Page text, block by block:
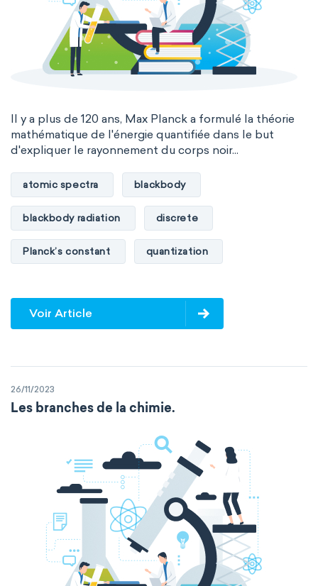
Il y a plus de 120 ans, Max Planck a formulé la théorie
mathématique de l'énergie quantifiée dans le but
d'expliquer le rayonnement du corps noir...
atomic spectra blackbody
blackbody radiation discrete
Planck’s constant quantization
Voir Article
26/11/2023
Les branches de la chimie.